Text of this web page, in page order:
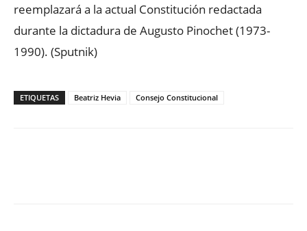
reemplazará a la actual Constitución redactada
durante la dictadura de Augusto Pinochet (1973-
1990). (Sputnik)
ETIQUETAS Beatriz Hevia Consejo Constitucional